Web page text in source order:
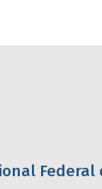
sobre os
Federal